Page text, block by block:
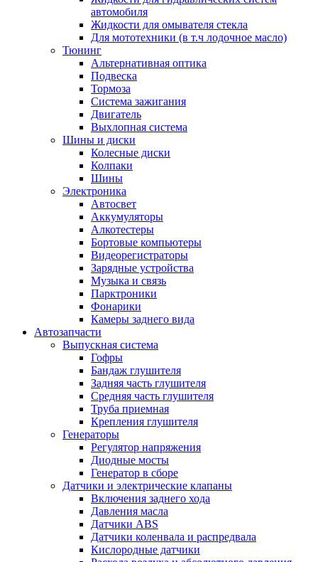
автомобиля
Жидкости для омывателя стекла
Для мототехники (в т.ч лодочное масло)
Тюнинг
Альтернативная оптика
Подвеска
Тормоза
Система зажигания
Двигатель
Выхлопная система
Шины и диски
Колесные диски
Колпаки
Шины
Электроника
Автосвет
Аккумуляторы
Алкотестеры
Бортовые компьютеры
Видеорегистраторы
Зарядные устройства
Музыка и связь
Парктроники
Фонарики
Камеры заднего вида
Автозапчасти
Выпускная система
Гофры
Бандаж глушителя
Задняя часть глушителя
Средняя часть глушителя
Труба приемная
Крепления глушителя
Генераторы
Регулятор напряжения
Диодные мосты
Генератор в сборе
Датчики и электрические клапаны
Включения заднего хода
Давления масла
Датчики ABS
Датчики коленвала и распредвала
Кислородные датчики